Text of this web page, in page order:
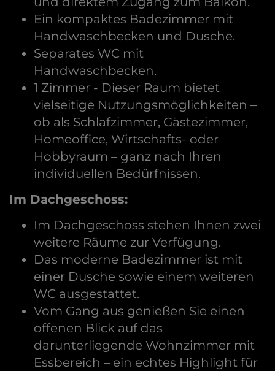
Ein kompaktes Badezimmer mit
Handwaschbecken und Dusche.
Separates WC mit
Handwaschbecken.
1 Zimmer - Dieser Raum bietet
vielseitige Nutzungsmöglichkeiten –
ob als Schlafzimmer, Gästezimmer,
Homeoffice, Wirtschafts- oder
Hobbyraum – ganz nach Ihren
individuellen Bedürfnissen.
Im Dachgeschoss:
Im Dachgeschoss stehen Ihnen zwei
weitere Räume zur Verfügung.
Das moderne Badezimmer ist mit
einer Dusche sowie einem weiteren
WC ausgestattet.
Vom Gang aus genießen Sie einen
offenen Blick auf das
darunterliegende Wohnzimmer mit
Essbereich – ein echtes Highlight für